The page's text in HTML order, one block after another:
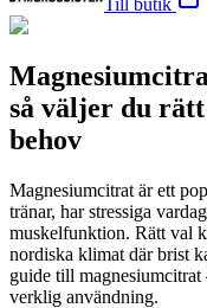
så väljer du
behov
Magnesiumcitrat är ett
tränar, har stressiga
muskelfunktion. Rätt val
nordiska klimat där brist
guide till magnesiumcitrat
verklig användning.